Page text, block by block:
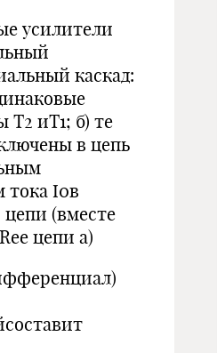
усилители
каскад:
Т2 иТ1; б) те
в цепь
тока I0в
(вместе
цепи а)